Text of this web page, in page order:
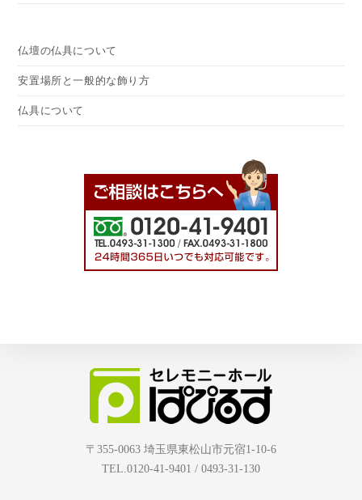
仏壇の仏具について
安置場所と一般的な飾り方
仏具について
〒355-0063 埼玉県東松山市元宿1-10-6
TEL.0120-41-9401 / 0493-31-130